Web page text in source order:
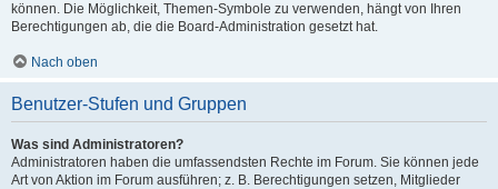
können. Die Möglichkeit, Themen-Symbole zu verwenden, hängt von Ihren
Berechtigungen ab, die die Board-Administration gesetzt hat.
Nach oben
Benutzer-Stufen und Gruppen
Was sind Administratoren?
Administratoren haben die umfassendsten Rechte im Forum. Sie können jede
Art von Aktion im Forum ausführen; z. B. Berechtigungen setzen, Mitglieder